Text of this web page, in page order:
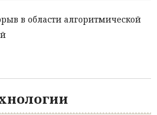
в области алгоритмической